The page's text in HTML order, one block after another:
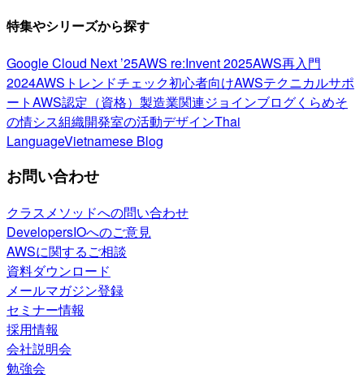
特集やシリーズから探す
Google Cloud Next ’25AWS re:Invent 2025AWS再入門
2024AWSトレンドチェック初心者向けAWSテクニカルサポ
ートAWS認定（資格） 製造業関連ジョインブログくらめそ
の情シス組織開発室の活動デザインThai
LanguageVietnamese Blog
お問い合わせ
クラスメソッドへの問い合わせ
DevelopersIOへのご意見
AWSに関するご相談
資料ダウンロード
メールマガジン登録
セミナー情報
採用情報
会社説明会
勉強会